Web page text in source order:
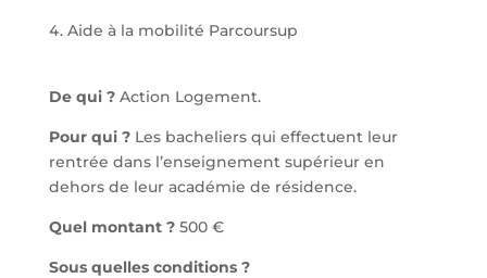
Aide à la mobilité Parcoursup
De qui ?Action Logement.
Pour qui ?Les bacheliers qui effectuent leur
rentrée dans l’enseignement supérieur en
dehors de leur académie de résidence.
Quel montant ?500 €
Sous quelles conditions ?